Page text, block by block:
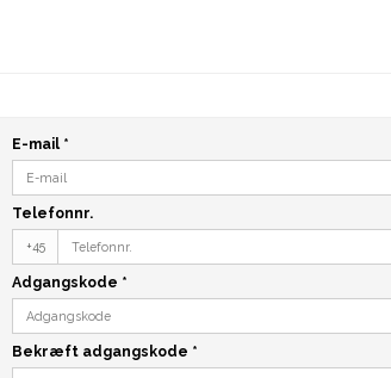
E-mail *
Telefonnr.
+45
Adgangskode *
Bekræft adgangskode *